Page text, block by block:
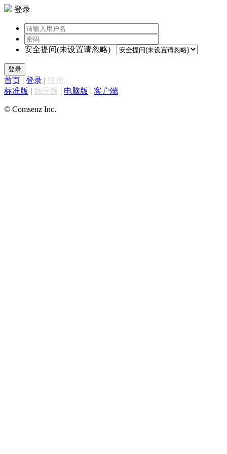
登录
安全提问(未设置请忽略)
登录
首页 | 登录 | 注册
标准版 | 触屏版 | 电脑版 | 客户端
© Comsenz Inc.